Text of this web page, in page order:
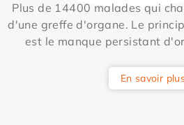
Plus de 14400 malades qui
d'une greffe d'organe. Le
est le manque persistant
En savoir